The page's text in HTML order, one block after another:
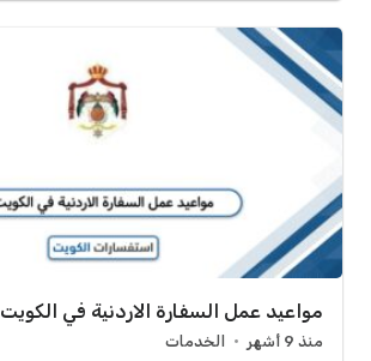
مواعيد عمل السفارة الاردنية في الكويت 2026
منذ 9 أشهر الخدمات